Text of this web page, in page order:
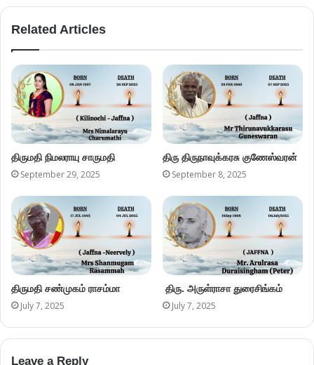
Related Articles
திருமதி நிமலராயு சாருமதி
September 29, 2025
திரு திருநாவுக்கரசு குணேஸ்வரன்
September 8, 2025
திருமதி சண்முகம் ராசம்மா
July 7, 2025
திரு. அருள்ராசா துரைசிங்கம்
July 7, 2025
Leave a Reply